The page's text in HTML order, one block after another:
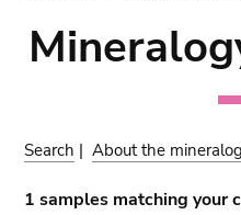
Search |About the
1 samples matching your